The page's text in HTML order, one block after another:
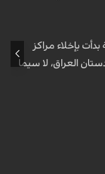
بإخلاء مراكز
العراق، لا سيما